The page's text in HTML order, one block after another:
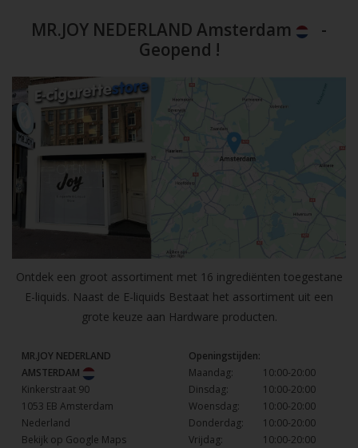
MR.JOY NEDERLAND Amsterdam
-
Geopend !
Ontdek een groot assortiment met 16 ingrediënten toegestane
E-liquids. Naast de E-liquids Bestaat het assortiment uit een
grote keuze aan Hardware producten.
MR.JOY NEDERLAND
AMSTERDAM
Kinkerstraat 90
1053 EB Amsterdam
Nederland
Bekijk op Google Maps
Openingstijden:
Maandag:
10:00-20:00
Dinsdag:
10:00-20:00
Woensdag:
10:00-20:00
Donderdag:
10:00-20:00
Vrijdag:
10:00-20:00